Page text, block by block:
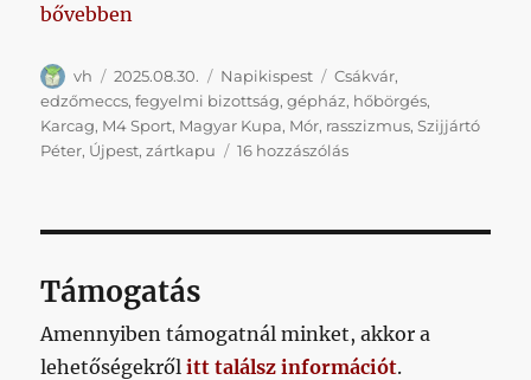
„Kupa, fegyelmi bizottság, zártkapu, Szijjártó,
bővebben
Szerző
vh Közzétéve
2025.08.30. Kategória
Napikispest Címke
Csákvár,
edzőmeccs,fegyelmi bizottság,gépház, hőbörgés,
Karcag, M4 Sport, Magyar Kupa, Mór, rasszizmus,Szijjártó
Péter, Újpest,zártkapu 16 hozzászólásKupa,
bejegyzéshez
Támogatás
Amennyiben támogatnál minket, akkor a
lehetőségekrőlitt találsz információt.